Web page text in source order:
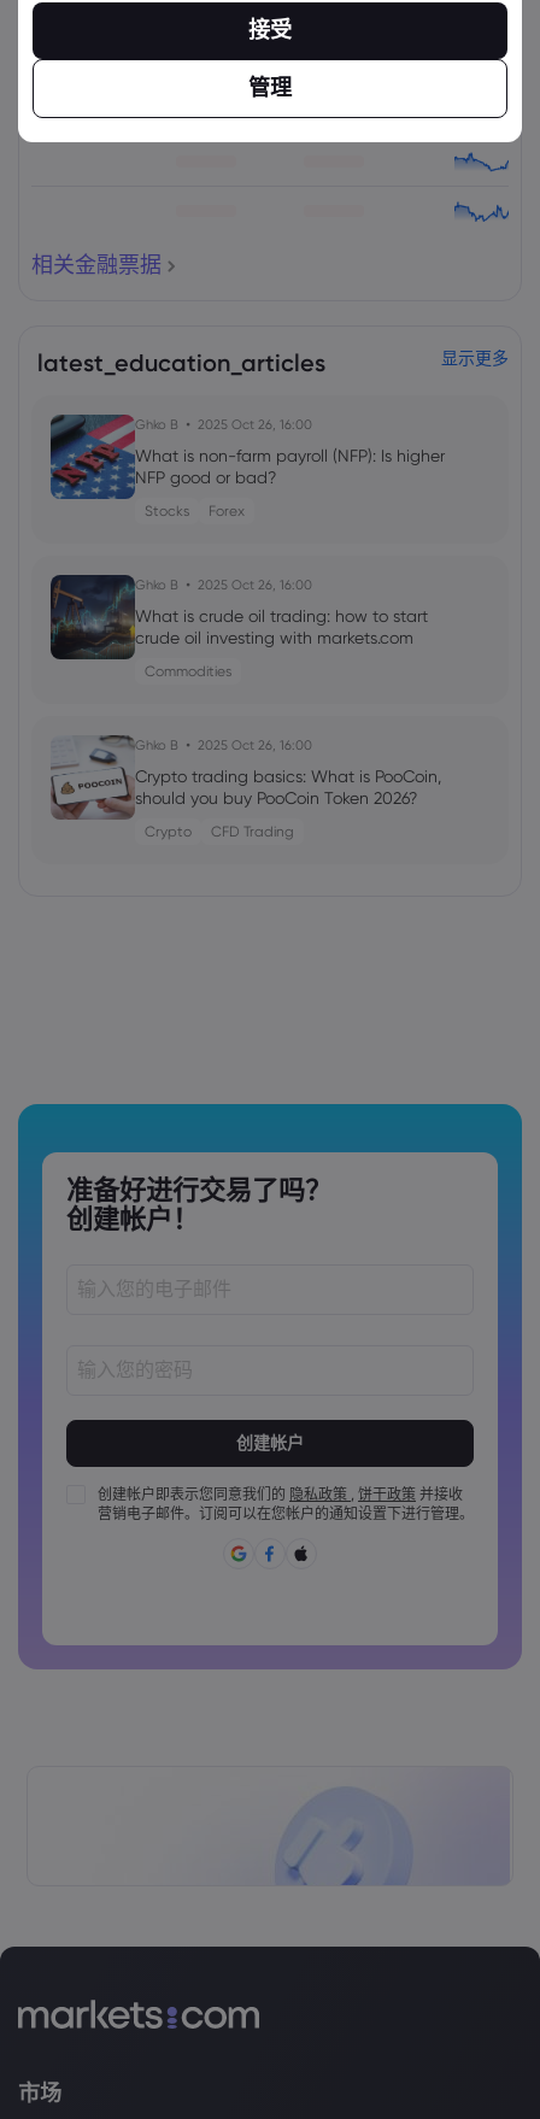
相关金融票据
latest_education_articles 显示更多
Ghko B 2025 Oct 26, 16:00
What is non-farm payroll (NFP): Is higher
NFP good or bad?
Stocks Forex
Ghko B 2025 Oct 26, 16:00
What is crude oil trading: how to start
crude oil investing with markets.com
Commodities
Ghko B 2025 Oct 26, 16:00
Crypto trading basics: What is PooCoin,
should you buy PooCoin Token 2026?
Crypto CFD Trading
准备好进行交易了吗？
创建帐户！
密码必须至少包含 1 个大写字母
密码必须至少包含 1 个小写字母
密码必须包含 ~!@#£%^&amp;*()_-+=:;&lt;&gt;{,[]?,.
创建帐户即表示您同意我们的 隐私政策 , 饼干政策 并接收
营销电子邮件。订阅可以在您帐户的通知设置下进行管理。
市场
接受
管理